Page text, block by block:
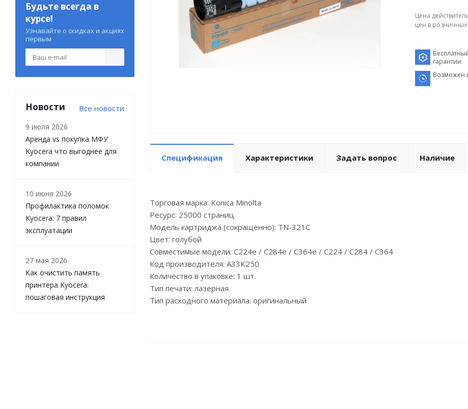
Цена
цен в
гарантии
Возможен
Спецификация Характеристики Задать вопрос Наличие
Торговая марка: Konica Minolta
Ресурс: 25000 страниц
Модель картриджа (сокращенно): TN-321C
Цвет: голубой
Совместимые модели: C224e / C284e / C364e / C224 / C284 / C364
Код производителя: A33K250
Количество в упаковке: 1 шт.
Тип печати: лазерная
Тип расходного материала: оригинальный
Будьте всегда в
курсе!
Узнавайте о скидках и акциях
первым
Новости Все новости
9 июля 2026
Аренда vs покупка МФУ
Kyocera что выгоднее для
компании
10 июня 2026
Профилактика поломок
Kyocera: 7 правил
эксплуатации
27 мая 2026
Как очистить память
принтера Kyocera:
пошаговая инструкция